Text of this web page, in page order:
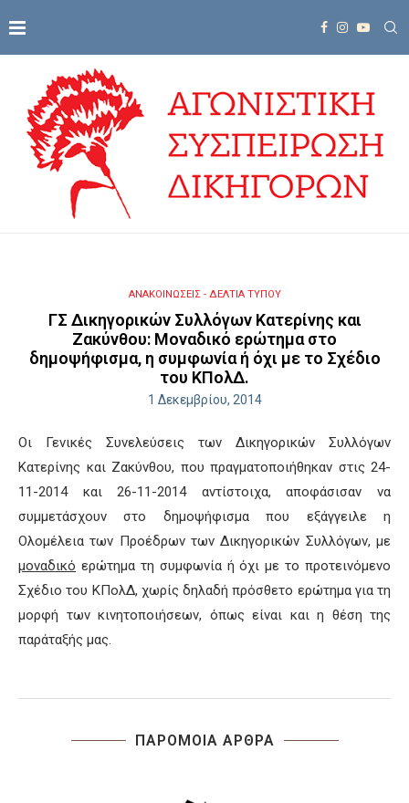
ΑΝΑΚΟΙΝΩΣΕΙΣ - ΔΕΛΤΙΑ ΤΥΠΟΥ
ΓΣ Δικηγορικών Συλλόγων Κατερίνης και
Ζακύνθου: Μοναδικό ερώτημα στο
δημοψήφισμα, η συμφωνία ή όχι με το Σχέδιο
του ΚΠολΔ.
1 Δεκεμβρίου, 2014
Οι Γενικές Συνελεύσεις των Δικηγορικών Συλλόγων
Κατερίνης και Ζακύνθου, που πραγματοποιήθηκαν στις 24-
11-2014 και 26-11-2014 αντίστοιχα, αποφάσισαν να
συμμετάσχουν στο δημοψήφισμα που εξάγγειλε η
Ολομέλεια των Προέδρων των Δικηγορικών Συλλόγων, με
μοναδικό ερώτημα τη συμφωνία ή όχι με το προτεινόμενο
Σχέδιο του ΚΠολΔ, χωρίς δηλαδή πρόσθετο ερώτημα για τη
μορφή των κινητοποιήσεων, όπως είναι και η θέση της
παράταξής μας.
ΠΑΡΟΜΟΙΑ ΑΡΘΡΑ